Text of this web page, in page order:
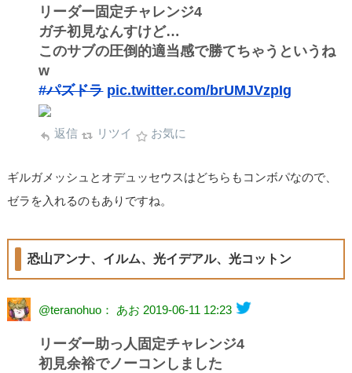
リーダー固定チャレンジ4
ガチ初見なんすけど…
このサブの圧倒的適当感で勝てちゃうというね
w
#パズドラ pic.twitter.com/brUMJVzpIg
返信 リツイ お気に
ギルガメッシュとオデュッセウスはどちらもコンボパなので、
ゼラを入れるのもありですね。
恐山アンナ、イルム、光イデアル、光コットン
@teranohuo： あお 2019-06-11 12:23
リーダー助っ人固定チャレンジ4
初見余裕でノーコンしました